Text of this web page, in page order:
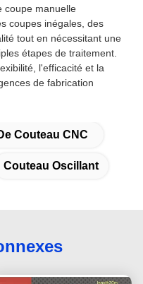
coupe manuelle
coupes inégales, des
tout en nécessitant une
étapes de traitement.
l'efficacité et la
de fabrication
Couteau CNC
Couteau Oscillant